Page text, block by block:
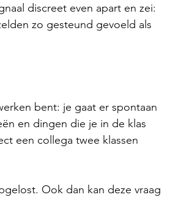
discreet even apart en zei:
zo gesteund gevoeld als
bent: je gaat er spontaan
en dingen die je in de klas
een collega twee klassen
Ook dan kan deze vraag